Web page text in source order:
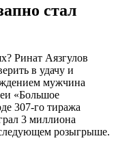
стал
Ринат Аязгулов
в удачу и
мужчина
«Большое
307-го тиража
3 миллиона
розыгрыше.